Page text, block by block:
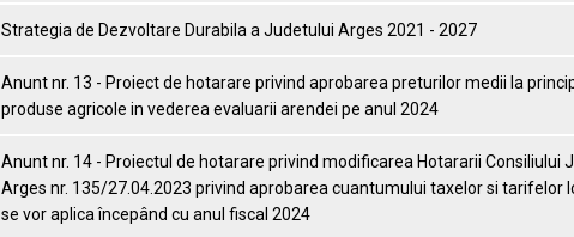
Strategia de Dezvoltare Durabila a Judetului Arges 2021 - 2027
Anunt nr. 13 - Proiect de hotarare privind aprobarea preturilor medii la
produse agricole in vederea evaluarii arendei pe anul 2024
Anunt nr. 14 - Proiectul de hotarare privind modificarea Hotararii Consiliului
Arges nr. 135/27.04.2023 privind aprobarea cuantumului taxelor si tarifelor
se vor aplica începând cu anul fiscal 2024